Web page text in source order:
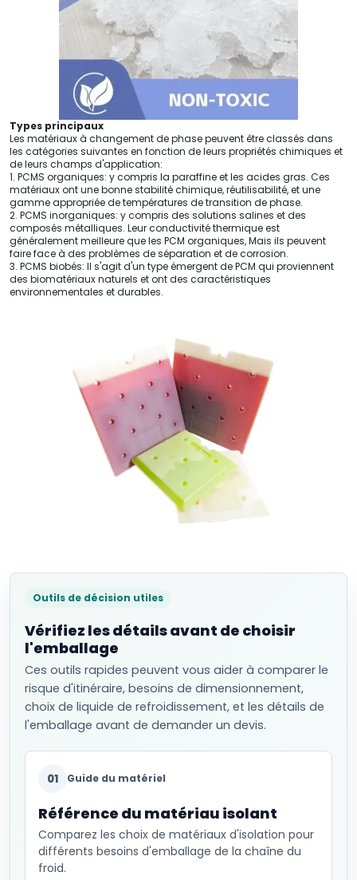
Types principaux
Les matériaux à changement de phase peuvent être classés dans
les catégories suivantes en fonction de leurs propriétés chimiques et
de leurs champs d'application:
1. PCMS organiques: y compris la paraffine et les acides gras. Ces
matériaux ont une bonne stabilité chimique, réutilisabilité, et une
gamme appropriée de températures de transition de phase.
2. PCMS inorganiques: y compris des solutions salines et des
composés métalliques. Leur conductivité thermique est
généralement meilleure que les PCM organiques, Mais ils peuvent
faire face à des problèmes de séparation et de corrosion.
3. PCMS biobés: Il s'agit d'un type émergent de PCM qui proviennent
des biomatériaux naturels et ont des caractéristiques
environnementales et durables.
Outils de décision utiles
Vérifiez les détails avant de choisir
l'emballage
Ces outils rapides peuvent vous aider à comparer le
risque d'itinéraire, besoins de dimensionnement,
choix de liquide de refroidissement, et les détails de
l'emballage avant de demander un devis.
01 Guide du matériel
Référence du matériau isolant
Comparez les choix de matériaux d'isolation pour
différents besoins d'emballage de la chaîne du
froid.